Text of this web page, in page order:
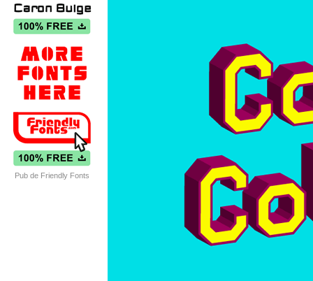
Pub de Friendly Fonts